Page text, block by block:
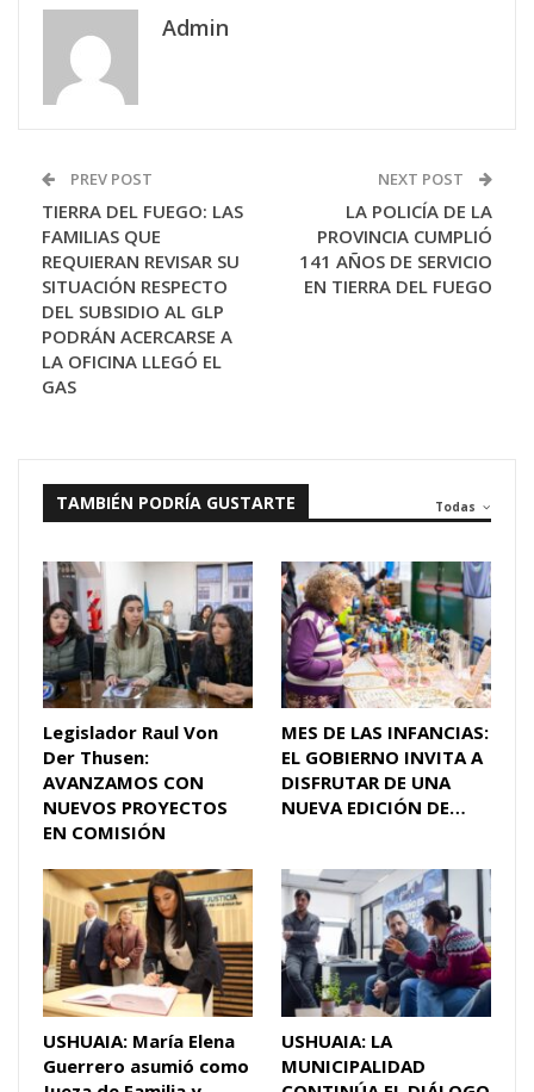
Admin
PREV POST
TIERRA DEL FUEGO: LAS
FAMILIAS QUE
REQUIERAN REVISAR SU
SITUACIÓN RESPECTO
DEL SUBSIDIO AL GLP
PODRÁN ACERCARSE A
LA OFICINA LLEGÓ EL
GAS
NEXT POST
LA POLICÍA DE LA
PROVINCIA CUMPLIÓ
141 AÑOS DE SERVICIO
EN TIERRA DEL FUEGO
Todas
TAMBIÉN PODRÍA GUSTARTE
Legislador Raul Von
Der Thusen:
AVANZAMOS CON
NUEVOS PROYECTOS
EN COMISIÓN
MES DE LAS INFANCIAS:
EL GOBIERNO INVITA A
DISFRUTAR DE UNA
NUEVA EDICIÓN DE…
USHUAIA: María Elena
Guerrero asumió como
USHUAIA: LA
MUNICIPALIDAD